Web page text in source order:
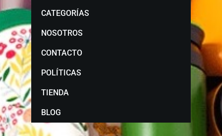
CATEGORÍAS
NOSOTROS
CONTACTO
POLÍTICAS
TIENDA
BLOG